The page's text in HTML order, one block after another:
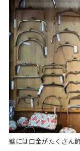
壁には口金がたくさん